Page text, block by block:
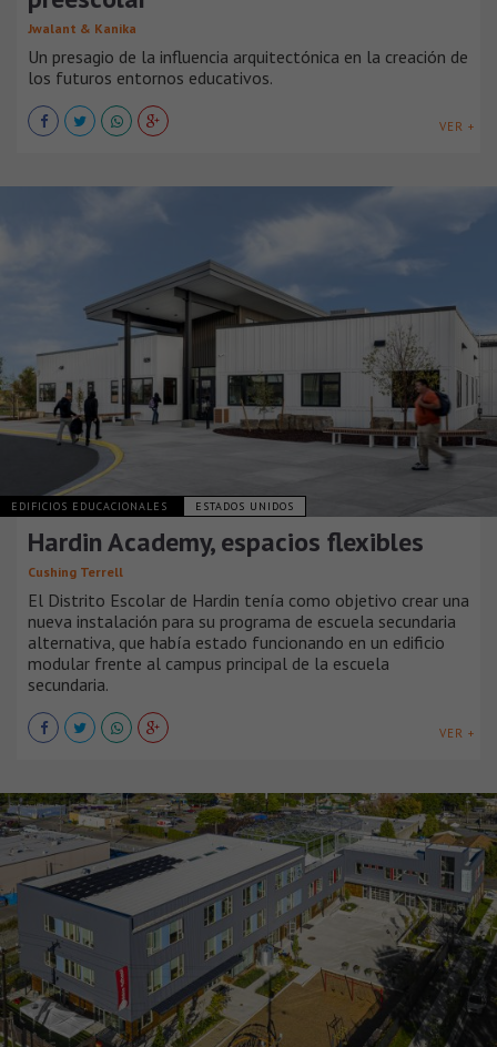
Jwalant & Kanika
Un presagio de la influencia arquitectónica en la creación de
los futuros entornos educativos.
VER +
EDIFICIOS EDUCACIONALES ESTADOS UNIDOS
Hardin Academy, espacios flexibles
Cushing Terrell
El Distrito Escolar de Hardin tenía como objetivo crear una
nueva instalación para su programa de escuela secundaria
alternativa, que había estado funcionando en un edificio
modular frente al campus principal de la escuela
secundaria.
VER +